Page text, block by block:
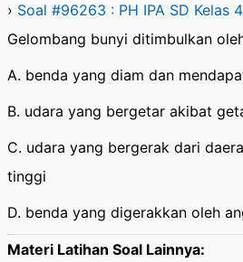
› Soal #96263 : PH IPA SD Kelas 4
Gelombang bunyi ditimbulkan
A. benda yang diam dan
B. udara yang bergetar akibat
C. udara yang bergerak dari
tinggi
D. benda yang digerakkan oleh
Materi Latihan Soal Lainnya: